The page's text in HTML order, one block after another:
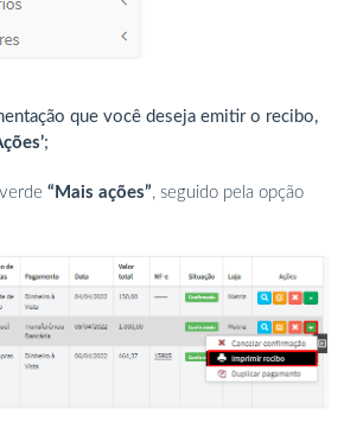
que você deseja emitir o recibo,
;
“Mais ações”, seguido pela opção